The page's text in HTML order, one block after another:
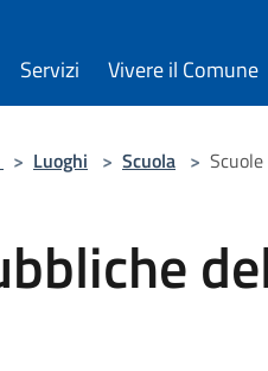
Servizi Vivere il Comune
> Luoghi > Scuola >